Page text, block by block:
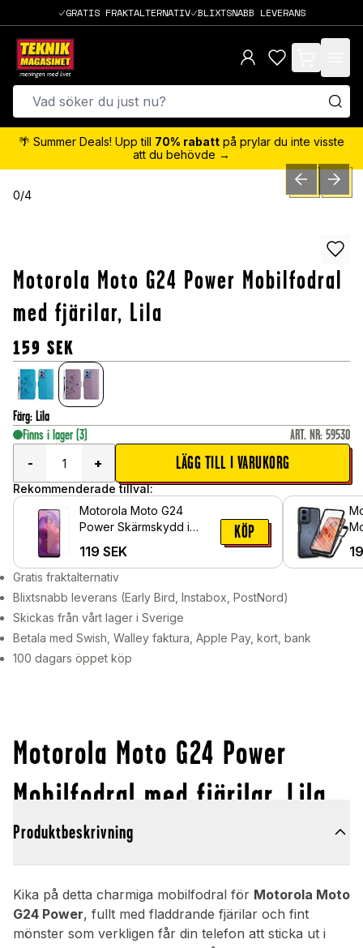
GRATIS FRAKTALTERNATIV BLIXTSNABB LEVERANS
items in cart,
🌴 Summer Deals! Upp till 70% rabatt på prylar du inte visste
att du behövde →
0/4 PREVIOUSNEXT
Motorola Moto G24 Power Mobilfodral
med fjärilar, Lila
159 SEK
Färg: Lila
Finns i lager (3) ART. NR: 59530
-
+ LÄGG TILL I VARUKORG
Rekommenderade tillval:
Motorola Moto G24
Power Skärmskydd i
119 SEK
KÖP
Gratis fraktalternativ
Blixtsnabb leverans (Early Bird, Instabox, PostNord)
Skickas från vårt lager i Sverige
Betala med Swish, Walley faktura, Apple Pay, kort, bank
100 dagars öppet köp
Motorola Moto G24 Power
Mobilfodral med fjärilar, Lila
Produktbeskrivning
Kika på detta charmiga mobilfodral för Motorola Moto
G24 Power, fullt med fladdrande fjärilar och fint
mönster som verkligen får din telefon att sticka ut i